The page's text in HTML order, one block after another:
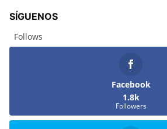
SÍGUENOS
Follows
Facebook
1.8k
Followers